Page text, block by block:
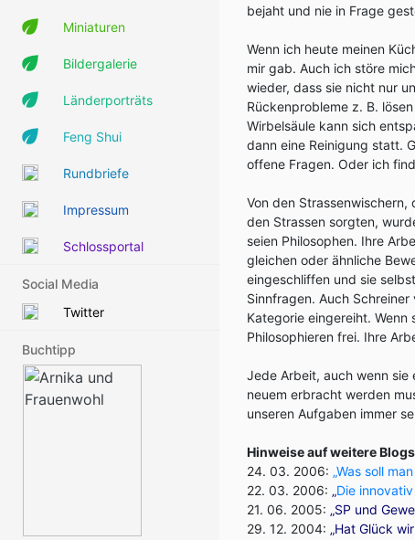
Miniaturen
Bildergalerie
Länderporträts
Feng Shui
Rundbriefe
Impressum
Schlossportal
Social Media
Twitter
Buchtipp
bejaht und nie in Frage
Wenn ich heute meinen
mir gab. Auch ich störe
wieder, dass sie nicht nur
Rückenprobleme z. B.
Wirbelsäule kann sich
dann eine Reinigung statt.
offene Fragen. Oder ich
Von den
den Strassen sorgten,
seien Philosophen. Ihre
gleichen oder ähnliche
eingeschliffen und sie
Sinnfragen. Auch
Kategorie eingereiht.
Philosophieren frei. Ihre
Jede Arbeit, auch wenn
neuem erbracht werden
unseren Aufgaben immer
Hinweise auf weitere
24. 03. 2006: „Was soll
22. 03. 2006: „Die
21. 06. 2005: „SP und
29. 12. 2004: „Hat Glück